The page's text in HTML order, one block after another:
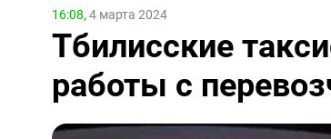
16:08, 4 марта 2024
Тбилисские
работы с